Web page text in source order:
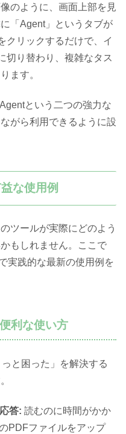
のように、画面上部を見
「Agent」というタブが
クリックするだけで、イ
切り替わり、複雑なタス
ます。
という二つの強力な
がら利用できるように設
な使用例
ツールが実際にどのよう
もしれません。ここで
実践的な最新の使用例を
利な使い方
と困った」を解決する
答: 読むのに時間がかか
PDFファイルをアップ